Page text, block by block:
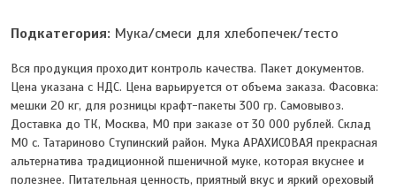
Подкатегория: Мука/смеси для хлебопечек/тесто
Вся продукция проходит контроль качества. Пакет документов.
Цена указана с НДС. Цена варьируется от объема заказа. Фасовка:
мешки 20 кг, для розницы крафт-пакеты 300 гр. Самовывоз.
Доставка до ТК, Москва, МО при заказе от 30 000 рублей. Склад
МО с. Татариново Ступинский район. Мука АРАХИСОВАЯ прекрасная
альтернатива традиционной пшеничной муке, которая вкуснее и
полезнее. Питательная ценность, приятный вкус и яркий ореховый